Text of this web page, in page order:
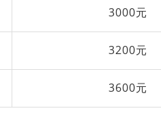
3000元
3200元
3600元